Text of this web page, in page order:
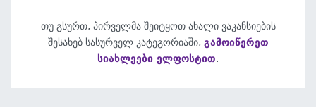
თუ გსურთ, პირველმა შეიტყოთ ახალი ვაკანსიების
შესახებ სასურველ კატეგორიაში, გამოიწერეთ
სიახლეები ელფოსტით.